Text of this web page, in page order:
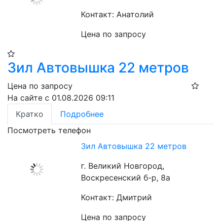
Контакт: Анатолий
Цена по запросу
Зил Автовышка 22 метров
Цена по запросу
На сайте с 01.08.2026 09:11
Кратко
Подробнее
Посмотреть телефон
Зил Автовышка 22 метров
г. Великий Новгород,
Воскресенский б-р, 8а
Контакт: Дмитрий
Цена по запросу